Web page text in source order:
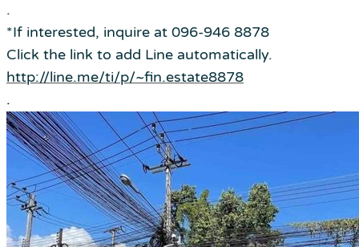
.
*If interested, inquire at 096-946 8878
Click the link to add Line automatically.
http://line.me/ti/p/~fin.estate8878
.